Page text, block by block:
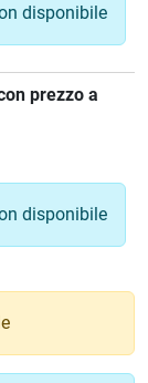
disponibile
prezzo a
disponibile